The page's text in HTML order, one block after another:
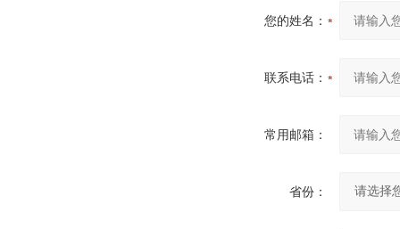
您的姓名：
联系电话：
常用邮箱：
省份：